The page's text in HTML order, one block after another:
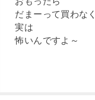
だまーって買わな
実は
怖いんですよ～